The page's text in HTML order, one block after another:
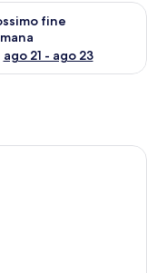
ago 14 -
fine
ago 21 - ago 23
disponibilità per il
in piuma, una scrivania,